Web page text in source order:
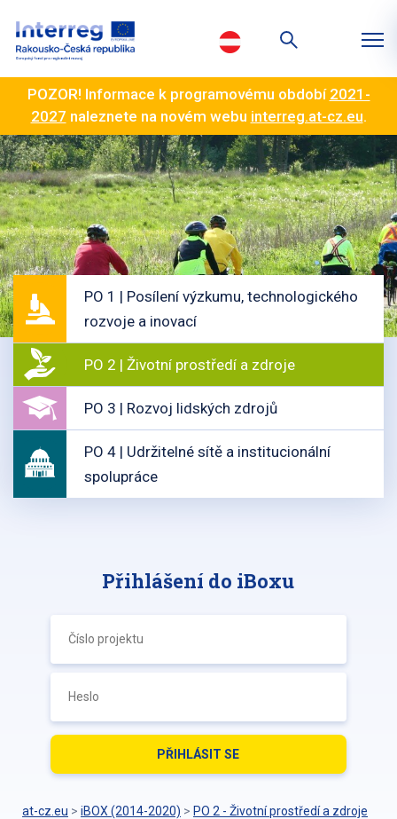
POZOR! Informace k programovému období 2021-
2027 naleznete na novém webu interreg.at-cz.eu.
PO 1 | Posílení výzkumu, technologického
rozvoje a inovací
PO 2 | Životní prostředí a zdroje
PO 3 | Rozvoj lidských zdrojů
PO 4 | Udržitelné sítě a institucionální
spolupráce
Přihlášení do iBoxu
at-cz.eu > iBOX (2014-2020) > PO 2 - Životní prostředí a zdroje